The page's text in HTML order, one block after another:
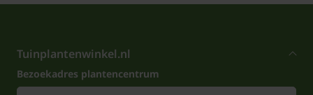
Tuinplantenwinkel.nl
Bezoekadres plantencentrum